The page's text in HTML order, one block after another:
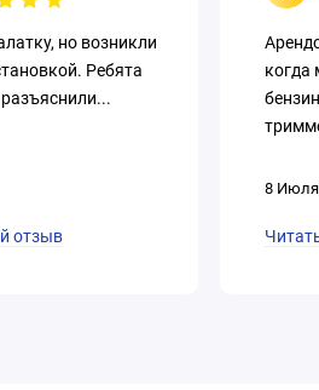
но возникли
Ребята
отзыв
когда
8